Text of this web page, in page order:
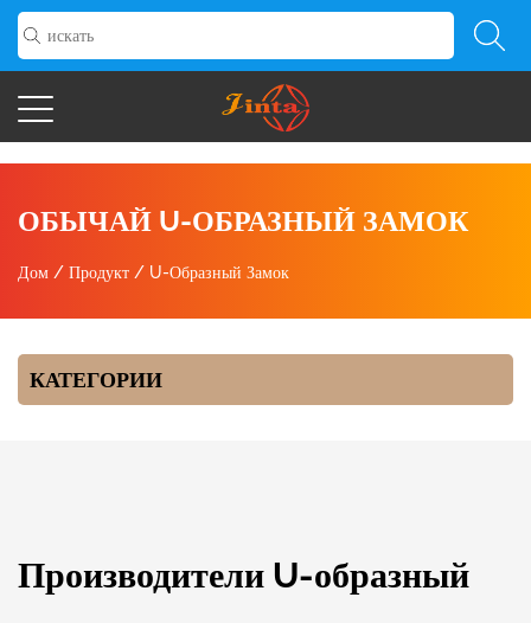
ОБЫЧАЙ U-ОБРАЗНЫЙ ЗАМОК
Дом / Продукт / U-Образный Замок
КАТЕГОРИИ
Производители U-образный